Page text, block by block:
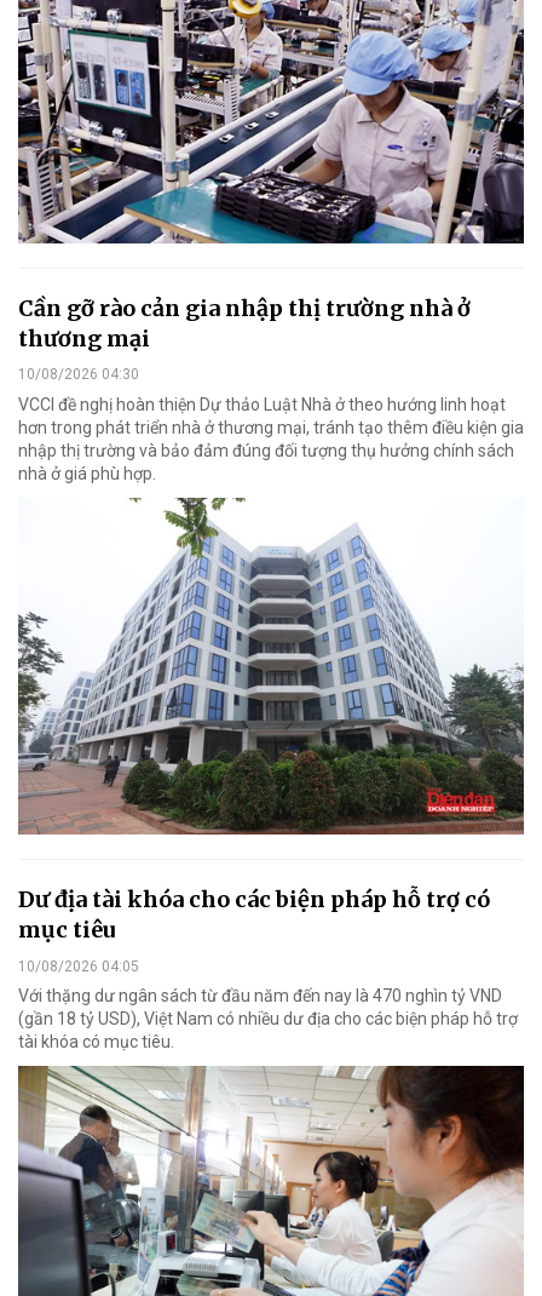
Cần gỡ rào cản gia nhập thị trường nhà ở
thương mại
10/08/2026 04:30
VCCI đề nghị hoàn thiện Dự thảo Luật Nhà ở theo hướng linh hoạt
hơn trong phát triển nhà ở thương mại, tránh tạo thêm điều kiện gia
nhập thị trường và bảo đảm đúng đối tượng thụ hưởng chính sách
nhà ở giá phù hợp.
Dư địa tài khóa cho các biện pháp hỗ trợ có
mục tiêu
10/08/2026 04:05
Với thặng dư ngân sách từ đầu năm đến nay là 470 nghìn tỷ VND
(gần 18 tỷ USD), Việt Nam có nhiều dư địa cho các biện pháp hỗ trợ
tài khóa có mục tiêu.